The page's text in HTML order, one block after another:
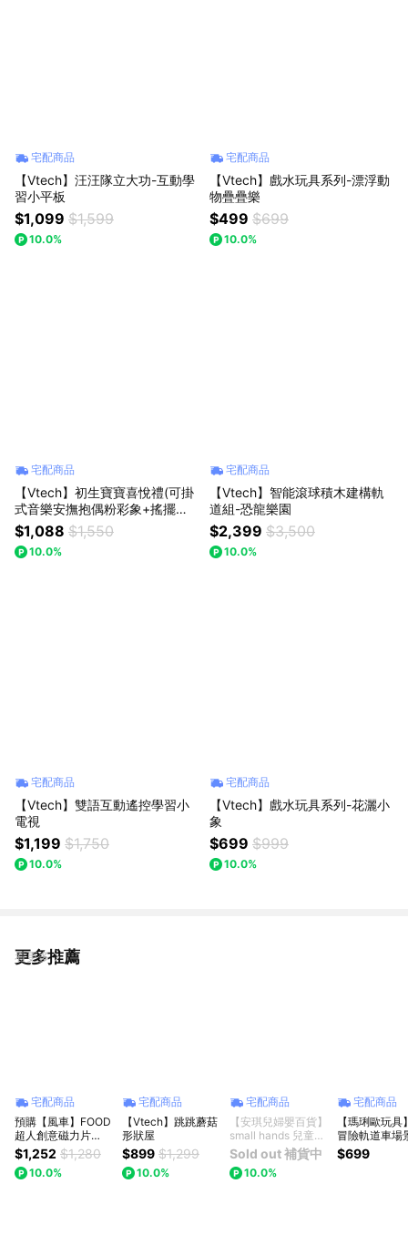
宅配商品
【Vtech】汪汪隊立大功-互動學
習小平板
$1,099 $1,599
10.0%
宅配商品
【Vtech】戲水玩具系列-漂浮動
物疊疊樂
$499 $699
10.0%
宅配商品
【Vtech】初生寶寶喜悅禮(可掛
式音樂安撫抱偶粉彩象+搖擺狐
狸手搖鈴)
$1,088 $1,550
10.0%
宅配商品
【Vtech】智能滾球積木建構軌
道組-恐龍樂園
$2,399 $3,500
10.0%
宅配商品
【Vtech】雙語互動遙控學習小
電視
$1,199 $1,750
10.0%
宅配商品
【Vtech】戲水玩具系列-花灑小
象
$699 $999
10.0%
更多推薦
看更多
宅配商品
預購【風車】FOOD
超人創意磁力片
STEAM摩天樂園滑
道滾球｜磁力積木｜
益智玩具｜生日禮物
$1,252 $1,280
10.0%
宅配商品
【Vtech】跳跳蘑菇
形狀屋
$899 $1,299
10.0%
宅配商品
【安琪兒婦嬰百貨】
small hands 兒童小
手布書(農場篇)
Sold out 補貨中
10.0%
宅配商品
【瑪琍歐玩具
冒險軌道車場
組/ZX-663A
$699